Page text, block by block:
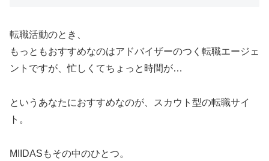
転職活動のとき、
もっともおすすめなのはアドバイザーのつく転職エージェ
ントですが、忙しくてちょっと時間が…
というあなたにおすすめなのが、スカウト型の転職サイ
ト。
MIIDASもその中のひとつ。